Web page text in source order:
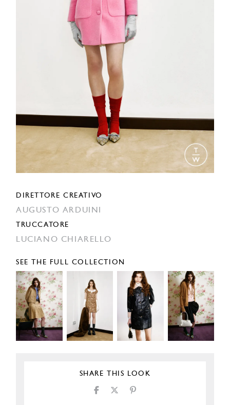
DIRETTORE CREATIVO
AUGUSTO ARDUINI
TRUCCATORE
LUCIANO CHIARELLO
SEE THE FULL COLLECTION
SHARE THIS LOOK